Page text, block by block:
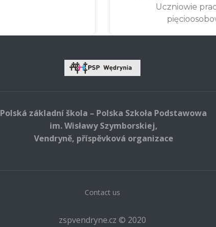
Uczniowie
Polská základní škola – Polska Szkoła Podstawowa
im. Wisławy Szymborskiej,
Vendryně, příspěvková organizace
Contact us
zspvendryne.cz © 2020